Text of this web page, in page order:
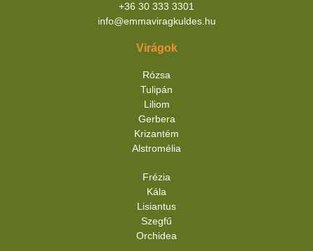
+36 30 333 3301
info@emmaviragkuldes.hu
Virágok
Rózsa
Tulipán
Liliom
Gerbera
Krizantém
Alstromélia
Frézia
Kála
Lisiantus
Szegfű
Orchidea